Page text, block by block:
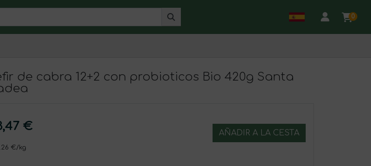
0
de cabra 12+2 con probioticos Bio 420g Santa
€
€/kg
AÑADIR A LA CESTA